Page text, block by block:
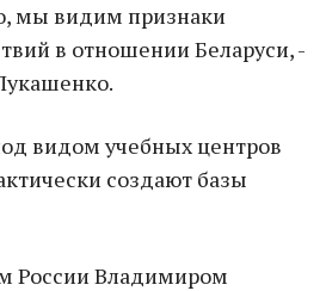
мы видим признаки
в отношении Беларуси, -
видом учебных центров
создают базы
России Владимиром